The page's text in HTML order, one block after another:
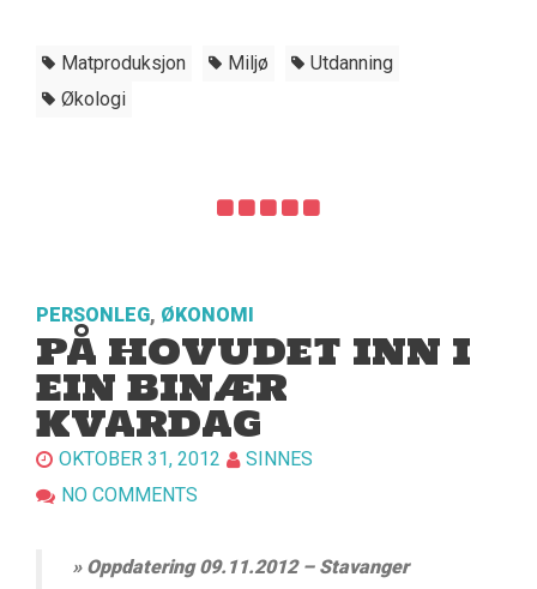
Matproduksjon Miljø
Utdanning
Økologi
PERSONLEG, ØKONOMI
PÅ HOVUDET INN I
EIN BINÆR
KVARDAG
OKTOBER 31, 2012
SINNES
NO COMMENTS
» Oppdatering 09.11.2012 – Stavanger